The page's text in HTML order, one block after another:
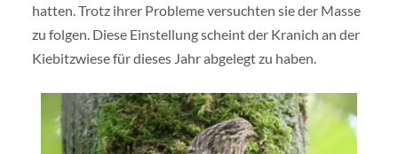
hatten. Trotz ihrer Probleme versuchten sie der Masse
zu folgen. Diese Einstellung scheint der Kranich an der
Kiebitzwiese für dieses Jahr abgelegt zu haben.